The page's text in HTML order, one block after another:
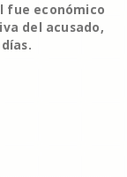
fue económico
del acusado,